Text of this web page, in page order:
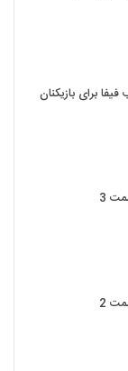
برای بازیکنان
3
2